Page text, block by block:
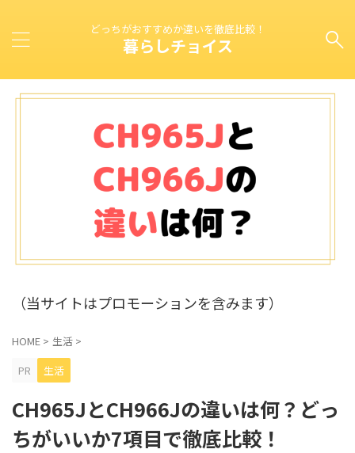
どっちがおすすめか違いを徹底比較！
暮らしチョイス
（当サイトはプロモーションを含みます）
HOME > 生活 >
PR
生活
CH965JとCH966Jの違いは何？どっ
ちがいいか7項目で徹底比較！